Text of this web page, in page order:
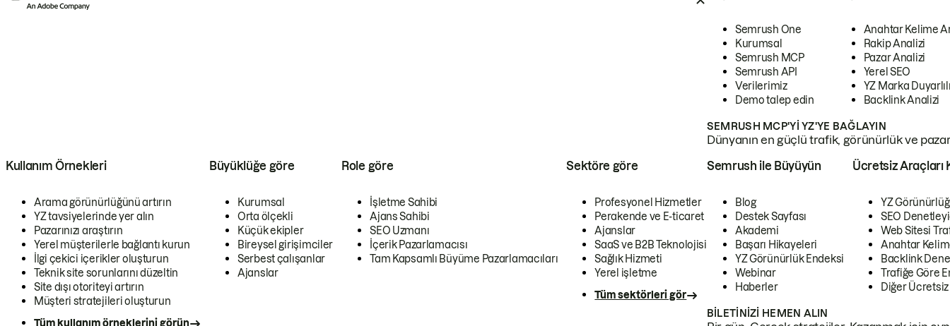
Semrush One
Kurumsal
Semrush MCP
Semrush API
Verilerimiz
Demo talep edin
Anahtar Kelime
Rakip Analizi
Pazar Analizi
Yerel SEO
YZ Marka
Backlink Analizi
SEMRUSH MCP'YI YZ'YE BAĞLAYIN
Dünyanın en güçlü trafik, görünürlük ve
Kullanım Örnekleri
Arama görünürlüğünü artırın
YZ tavsiyelerinde yer alın
Pazarınızı araştırın
Yerel müşterilerle bağlantı kurun
İlgi çekici içerikler oluşturun
Teknik site sorunlarını düzeltin
Site dışı otoriteyi artırın
Müşteri stratejileri oluşturun
Tüm kullanım örneklerini görün
Büyüklüğe göre
Kurumsal
Orta ölçekli
Küçük ekipler
Bireysel girişimciler
Serbest çalışanlar
Ajanslar
Role göre
İşletme Sahibi
Ajans Sahibi
SEO Uzmanı
İçerik Pazarlamacısı
Tam Kapsamlı Büyüme Pazarlamacıları
Sektöre göre
Profesyonel Hizmetler
Perakende ve E-ticaret
Ajanslar
SaaS ve B2B Teknolojisi
Sağlık Hizmeti
Yerel işletme
Tüm sektörleri gör
Semrush ile Büyüyün
Blog
Destek Sayfası
Akademi
Başarı Hikayeleri
YZ Görünürlük Endeksi
Webinar
Haberler
Ücretsiz Araçları
YZ
SEO
Web Sitesi
Anahtar
Backlink
Trafiğe Göre
Diğer
BILETINIZI HEMEN ALIN